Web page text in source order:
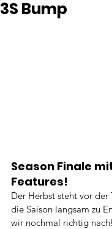
3S Bump
Season Finale
Features!
Der Herbst steht vor der
die Saison langsam zu
wir nochmal richtig